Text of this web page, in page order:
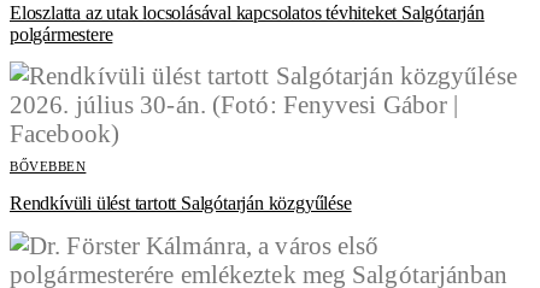
Eloszlatta az utak locsolásával kapcsolatos tévhiteket Salgótarján
polgármestere
BŐVEBBEN
Rendkívüli ülést tartott Salgótarján közgyűlése